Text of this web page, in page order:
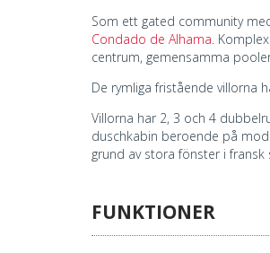
Som ett gated community
Condado de Alhama.
centrum, gemensamma
De rymliga fristående villorna
Villorna har 2, 3 och 4
duschkabin beroende på
grund av stora fönster i
FUNKTIONER